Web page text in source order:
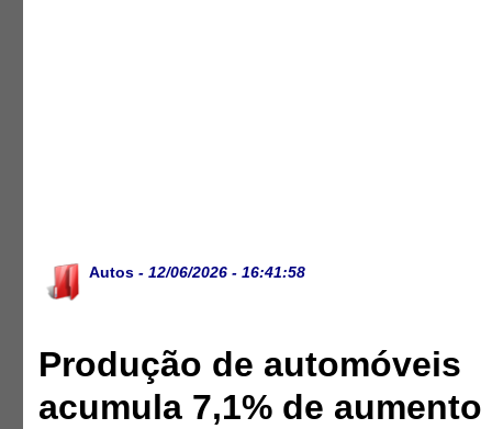
Autos - 12/06/2026 - 16:41:58
Produção de automóveis
acumula 7,1% de aumento